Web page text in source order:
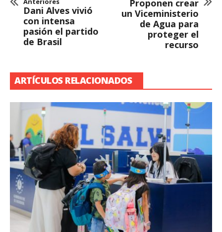
Dani Alves vivió
con intensa
pasión el partido
de Brasil
Proponen crear
un Viceministerio
de Agua para
proteger el
recurso
ARTÍCULOS RELACIONADOS